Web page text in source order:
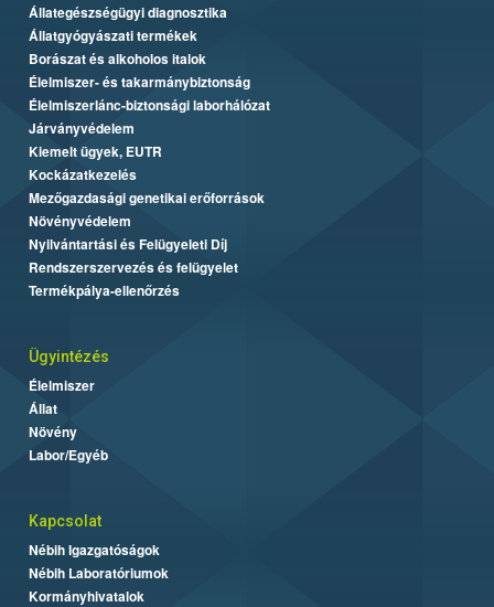
Állategészségügyi diagnosztika
Állatgyógyászati termékek
Borászat és alkoholos italok
Élelmiszer- és takarmánybiztonság
Élelmiszerlánc-biztonsági laborhálózat
Járványvédelem
Kiemelt ügyek, EUTR
Kockázatkezelés
Mezőgazdasági genetikai erőforrások
Növényvédelem
Nyilvántartási és Felügyeleti Díj
Rendszerszervezés és felügyelet
Termékpálya-ellenőrzés
Ügyintézés
Élelmiszer
Állat
Növény
Labor/Egyéb
Kapcsolat
Nébih Igazgatóságok
Nébih Laboratóriumok
Kormányhivatalok